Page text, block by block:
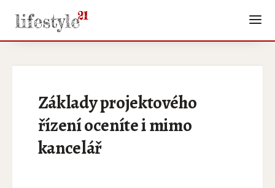
Základy projektového
řízení oceníte i mimo
kancelář